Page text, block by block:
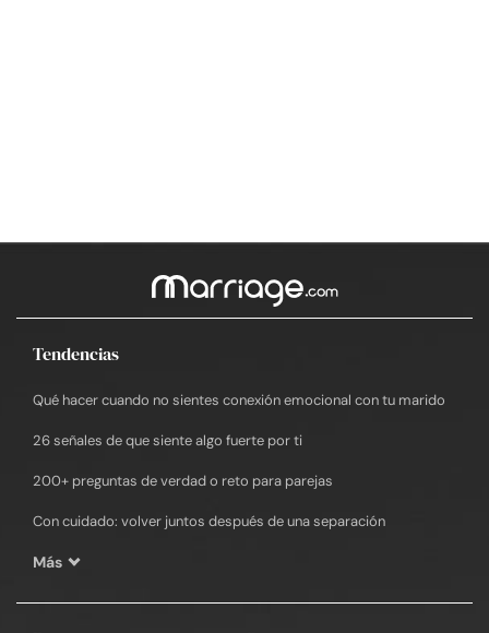
Tendencias
Qué hacer cuando no sientes conexión emocional con tu marido
26 señales de que siente algo fuerte por ti
200+ preguntas de verdad o reto para parejas
Con cuidado: volver juntos después de una separación
Más